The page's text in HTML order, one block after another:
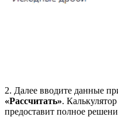
2. Далее вводите данные
«Рассчитать».
предоставит полное